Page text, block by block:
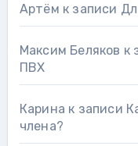
Артём к записи
Максим Беляков к
ПВХ
Карина к записи
члена?